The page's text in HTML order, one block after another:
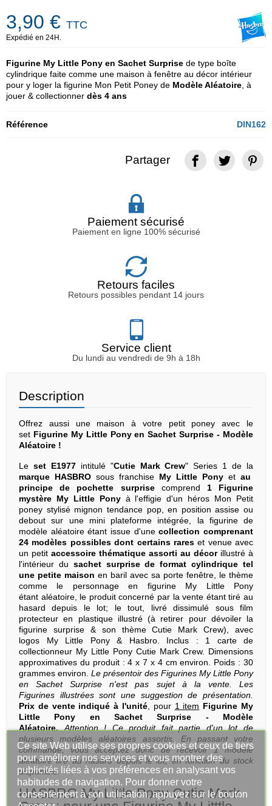
3,90 € TTC
Expédié en 24H.
Figurine My Little Pony en Sachet Surprise de type boîte
cylindrique faite comme une maison à fenêtre au décor intérieur
pour y loger la figurine Mon Petit Poney de Modèle Aléatoire , à
jouer & collectionner dès 4 ans
Référence DIN162
Partager
Paiement sécurisé
Paiement en ligne 100% sécurisé
Retours faciles
Retours possibles pendant 14 jours
Service client
Du lundi au vendredi de 9h à 18h
Description
Offrez aussi une maison à votre petit poney avec le
set Figurine My Little Pony en Sachet Surprise - Modèle
Aléatoire !
Le set E1977intitulé "Cutie Mark Crew" Series 1 de la
marque HASBRO sous franchise My Little Pony et au
principe de pochette surprisecomprend 1 Figurine
mystère My Little Ponyà l'effigie d'un héros Mon Petit
poney stylisé mignon tendance pop, en position assise ou
debout sur une mini plateforme intégrée, la figurine de
modèle aléatoire étant issue d'unecollection comprenant
24 modèles possibles dont certains rareset venue avec
un petit accessoire thématique assorti au décorillustré à
l'intérieur du sachet surprise de format cylindrique tel
une petite maison en baril avec sa porte fenêtre, le thème
comme le personnage en figurine My Little Pony
étant aléatoire, le produit concerné par la vente étant tiré au
hasard depuis le lot; le tout, livré dissimulé sous film
protecteur en plastique illustré (à retirer pour dévoiler la
figurine surprise & son thème Cutie Mark Crew), avec
logos My Little Pony & Hasbro. Inclus : 1 carte de
collectionneur My Little Pony Cutie Mark Crew. Dimensions
approximatives du produit : 4 x 7 x 4 cm environ. Poids : 30
grammes environ. Le présentoir des Figurines My Little Pony
en Sachet Surprise n'est pas sujet à la vente. Les
Figurines illustrées sont une suggestion de présentation.
Prix de vente indiqué à l'unité, pour 1 item Figurine My
Little Pony en Sachet Surprise - Modèle
Aléatoire.Attention ! Ce produit fait partie d'un lot de
plusieurs modèles aléatoires assortis. En passant votre
commande, vous acceptez donc de recevoir 1 modèle
aléatoire tiré au hasard depuis le lot, en fonction du stock
disponible.
HASBRO My Little Pony Cutie Mark
Ce site Web utilise ses propres cookies et ceux de tiers
pour améliorer nos services et vous montrer des
publicités liées à vos préférences en analysant vos
habitudes de navigation. Pour donner votre
consentement à son utilisation, appuyez sur le bouton